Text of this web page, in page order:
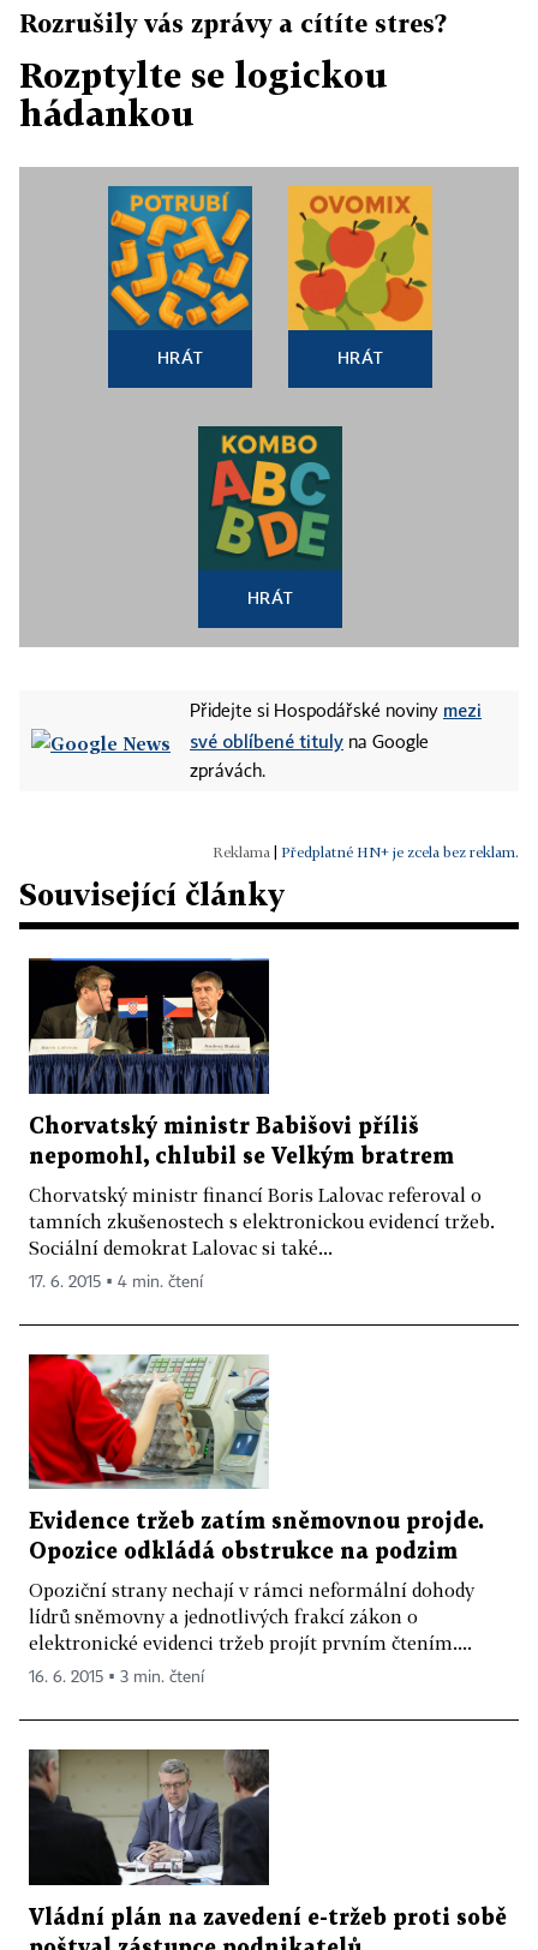
Rozrušily vás zprávy a cítíte stres?
Rozptylte se logickou
hádankou
HRÁT HRÁT
HRÁT
Přidejte si Hospodářské noviny mezi
své oblíbené tituly na Google
zprávách.
Předplatné HN+ je zcela bez reklam.
Související články
Chorvatský ministr Babišovi příliš
nepomohl, chlubil se Velkým bratrem
Chorvatský ministr financí Boris Lalovac referoval o
tamních zkušenostech s elektronickou evidencí tržeb.
Sociální demokrat Lalovac si také...
17. 6. 2015 ▪ 4 min. čtení
Evidence tržeb zatím sněmovnou projde.
Opozice odkládá obstrukce na podzim
Opoziční strany nechají v rámci neformální dohody
lídrů sněmovny a jednotlivých frakcí zákon o
elektronické evidenci tržeb projít prvním čtením....
16. 6. 2015 ▪ 3 min. čtení
Vládní plán na zavedení e-tržeb proti sobě